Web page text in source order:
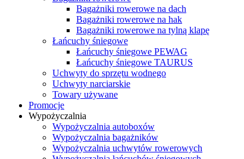
Bagażniki rowerowe na dach
Bagażniki rowerowe na hak
Bagażniki rowerowe na tylną klapę
Łańcuchy śniegowe
Łańcuchy śniegowe PEWAG
Łańcuchy śniegowe TAURUS
Uchwyty do sprzętu wodnego
Uchwyty narciarskie
Towary używane
Promocje
Wypożyczalnia
Wypożyczalnia autoboxów
Wypożyczalnia bagażników
Wypożyczalnia uchwytów rowerowych